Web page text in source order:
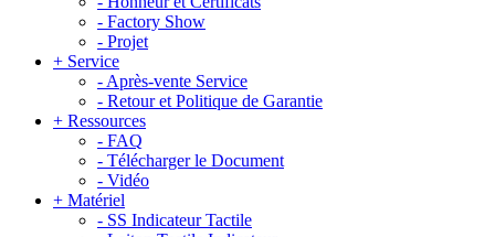
- Factory Show
- Projet
+ Service
- Après-vente Service
- Retour et Politique de Garantie
+ Ressources
- FAQ
- Télécharger le Document
- Vidéo
+ Matériel
- SS Indicateur Tactile